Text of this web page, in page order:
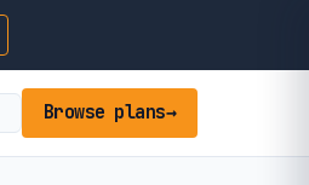
Browse plans→